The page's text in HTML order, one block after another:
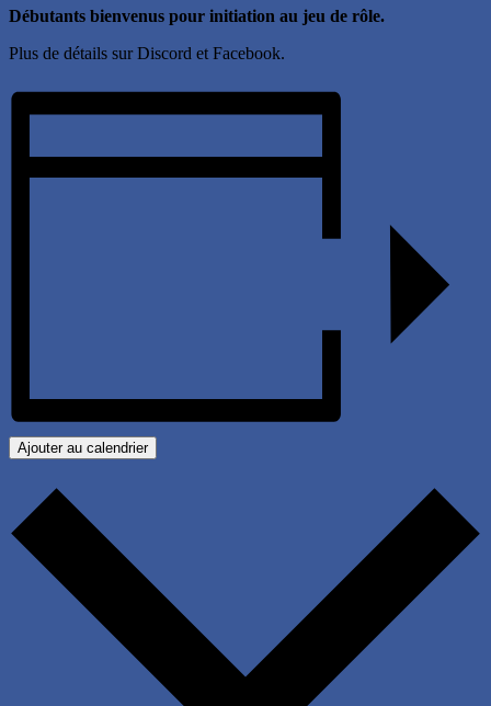
Débutants bienvenus pour initiation au jeu de rôle.
Plus de détails sur Discord et Facebook.
Ajouter au calendrier